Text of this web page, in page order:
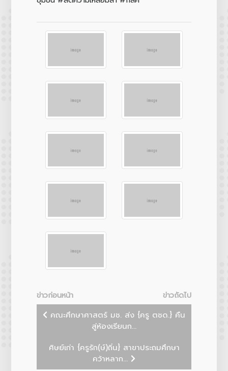
ข่าวก่อนหน้า
ข่าวถัดไป
คณะศึกษาศาสตร์ มช. ส่ง {ครู ตชด.} คืน
สู่ห้องเรียนก...
ศิษย์เก่า {ครูรัก(ษ์)ถิ่น} สาขาประถมศึกษา
คว้าหลาก...